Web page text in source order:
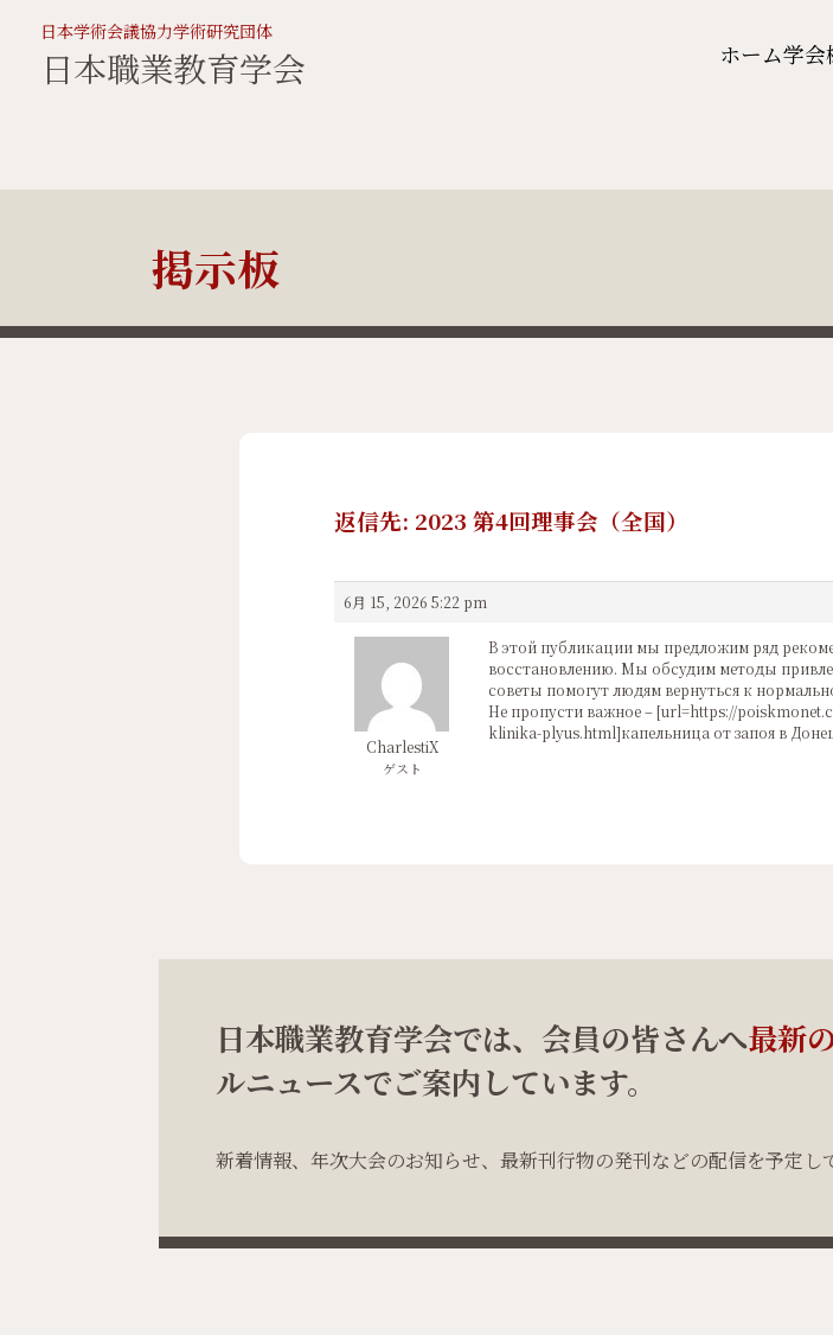
日本学術会議協力学術研究団体
日本職業教育学会 ホーム学会
掲示板
返信先: 2023 第4回理事会（全国）
6月 15, 2026 5:22 pm
CharlestiX
ゲスト
В этой публикации мы предложим ряд
восстановлению. Мы обсудим методы
советы помогут людям вернуться к
Не пропусти важное – [url=https://
klinika-plyus.html]капельница от запоя в
日本職業教育学会では、会員の皆さんへ最新
ルニュースでご案内しています。
新着情報、年次大会のお知らせ、最新刊行物の発刊などの配信を予定し